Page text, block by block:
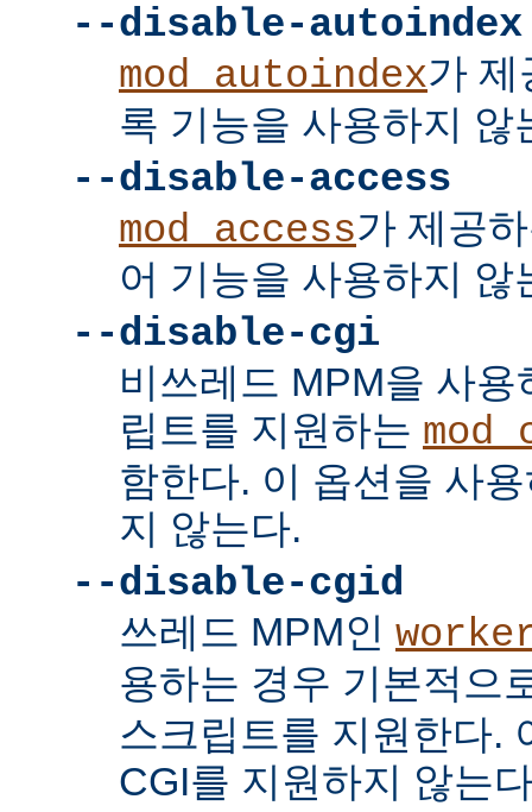
--disable-autoindex
mod_autoindex가 제
록 기능을 사용하지 않
--disable-access
mod_access가 제공
어 기능을 사용하지 않
--disable-cgi
비쓰레드 MPM을 사
립트를 지원하는
함한다. 이 옵션을 사
지 않는다.
--disable-cgid
쓰레드 MPM인
용하는 경우 기본적으
스크립트를 지원한다.
CGI를 지원하지 않는